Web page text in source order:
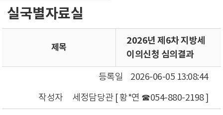
실국별자료실
제목
2026년 제6차 지방세
이의신청 심의결과
등록일
2026-06-05 13:08:44
작성자
세정담당관 [ 황*연 ☎054-880-2198 ]